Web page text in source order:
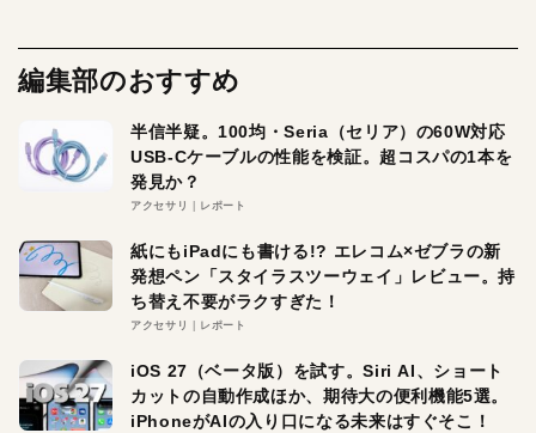
編集部のおすすめ
半信半疑。100均・Seria（セリア）の60W対応
USB-Cケーブルの性能を検証。超コスパの1本を
発見か？
アクセサリ レポート
紙にもiPadにも書ける!? エレコム×ゼブラの新
発想ペン「スタイラスツーウェイ」レビュー。持
ち替え不要がラクすぎた！
アクセサリ レポート
iOS 27（ベータ版）を試す。Siri AI、ショート
カットの自動作成ほか、期待大の便利機能5選。
iPhoneがAIの入り口になる未来はすぐそこ！